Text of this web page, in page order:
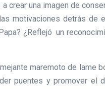
una imagen de
motivaciones detrás de
¿Reflejó un
maremoto de lame
puentes y promover el